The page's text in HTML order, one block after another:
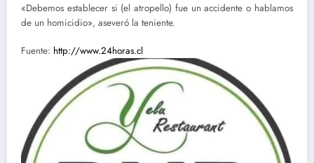
«Debemos establecer si (el atropello) fue un accidente o hablamos
de un homicidio», aseveró la teniente.
Fuente: http://www.24horas.cl